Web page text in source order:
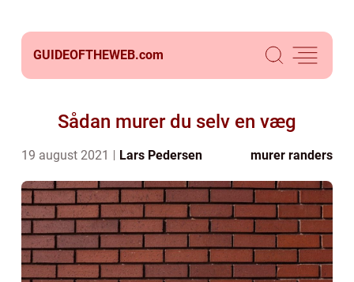
GUIDEOFTHEWEB.com
Sådan murer du selv en væg
19 august 2021 Lars Pedersen murer randers